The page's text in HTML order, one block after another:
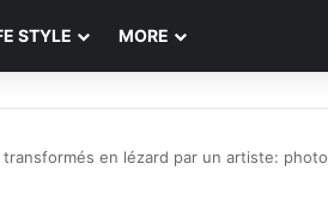
STYLE MORE
en lézard par un artiste: photo